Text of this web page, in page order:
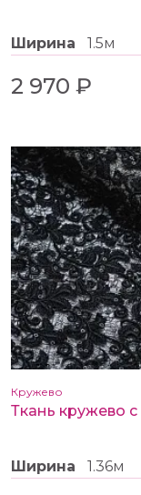
Ширина 1.5м
2 970 ₽
Кружево
Ткань кружево
Ширина 1.36м